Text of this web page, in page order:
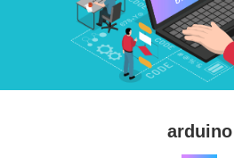
arduino